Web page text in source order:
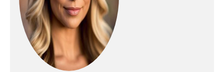
comprend notre harnais
de sécurité à 5 points et
est livrée avec un
repose-pieds réglable
qui montera un peu plus
haut, ce qui la rend plus